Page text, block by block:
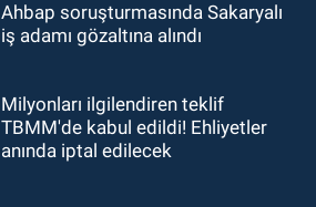
Ahbap soruşturmasında Sakaryalı
iş adamı gözaltına alındı
Milyonları ilgilendiren teklif
TBMM'de kabul edildi! Ehliyetler
anında iptal edilecek